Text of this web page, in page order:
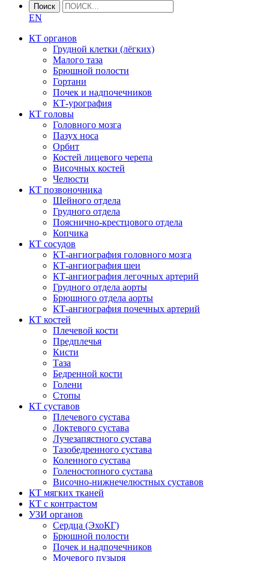
Поиск
EN
КТ органов
Грудной клетки (лёгких)
Малого таза
Брюшной полости
Гортани
Почек и надпочечников
КТ-урография
КТ головы
Головного мозга
Пазух носа
Орбит
Костей лицевого черепа
Височных костей
Челюсти
КТ позвоночника
Шейного отдела
Грудного отдела
Пояснично-крестцового отдела
Копчика
КТ сосудов
КТ-ангиография головного мозга
КТ-ангиография шеи
КТ-ангиография легочных артерий
Грудного отдела аорты
Брюшного отдела аорты
КТ-ангиография почечных артерий
КТ костей
Плечевой кости
Предплечья
Кисти
Таза
Бедренной кости
Голени
Стопы
КТ суставов
Плечевого сустава
Локтевого сустава
Лучезапястного сустава
Тазобедренного сустава
Коленного сустава
Голеностопного сустава
Височно-нижнечелюстных суставов
КТ мягких тканей
КТ с контрастом
УЗИ органов
Сердца (ЭхоКГ)
Брюшной полости
Почек и надпочечников
Мочевого пузыря